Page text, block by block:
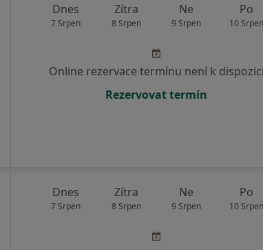
Dnes
7 Srpen
Zítra
8 Srpen
Ne
9 Srpen
Po
10 Srpen
Online rezervace termínu není k dispozici
Rezervovat termín
Dnes
7 Srpen
Zítra
8 Srpen
Ne
9 Srpen
Po
10 Srpen